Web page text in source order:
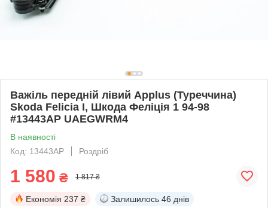
Важіль передній лівий Applus (Туреччина)
Skoda Felicia I, Шкода Феліція 1 94-98
#13443AP UAEGWRM4
В наявності
Код: 13443AP
Роздріб
1 580 ₴ 1 817 ₴
Економія 237 ₴ Залишилось 46 днів